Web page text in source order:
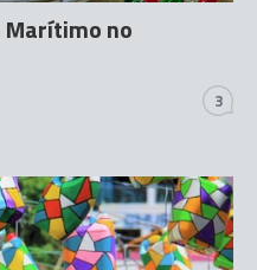
Marítimo no
3